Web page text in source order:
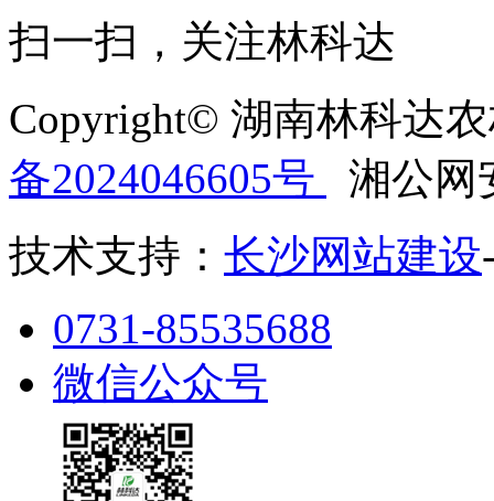
扫一扫，关注林科达
Copyright© 湖南林科达
备2024046605号
湘公网
技术支持： 长沙网站建设
0731-85535688
微信公众号